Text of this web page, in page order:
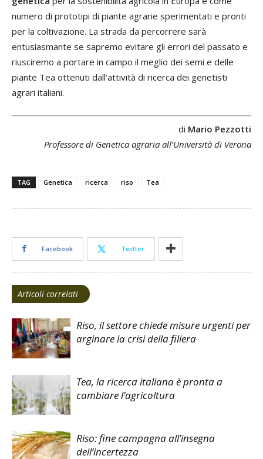
numero di prototipi di piante agrarie sperimentati e pronti
per la coltivazione. La strada da percorrere sarà
entusiasmante se sapremo evitare gli errori del passato e
riusciremo a portare in campo il meglio dei semi e delle
piante Tea ottenuti dall’attività di ricerca dei genetisti
agrari italiani.
di Mario Pezzotti
Professore di Genetica agraria all’Università di Verona
TAG Genetica ricerca riso Tea
Facebook Twitter
Articoli correlati
Riso, il settore chiede misure urgenti per
arginare la crisi della filiera
Tea, la ricerca italiana è pronta a
cambiare l’agricoltura
Riso: fine campagna all’insegna
dell’incertezza